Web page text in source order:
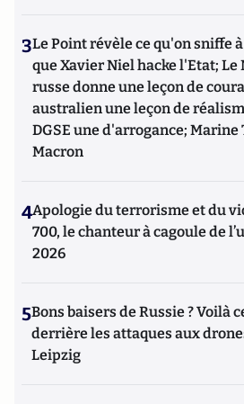
3Le Point révèle ce qu'on sniffe
que Xavier Niel hacke l'Etat; Le
russe donne une leçon de
australien une leçon de
DGSE une d'arrogance;
Macron
4Apologie du terrorisme et du
700, le chanteur à cagoule de
2026
5Bons baisers de Russie ? Voilà
derrière les attaques aux
Leipzig